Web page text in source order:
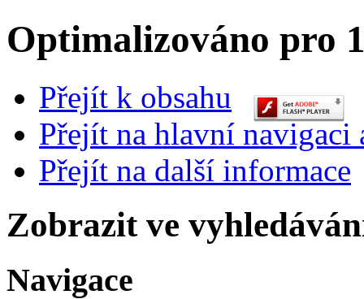
Optimalizováno pro
Přejít k obsahu
Přejít na hlavní navigaci
Přejít na další informace
Zobrazit ve
Navigace